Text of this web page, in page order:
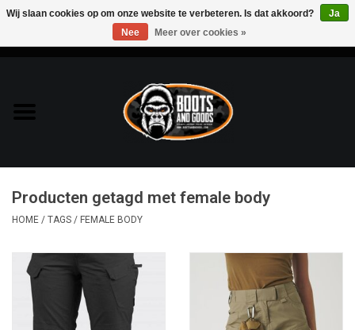
Bags & Packs
Bescherming
Lampen
Messen & Multitools
Producten getagd met female body
HOME / TAGS / FEMALE BODY
Wij slaan cookies op om onze website te verbeteren. Is dat akkoord?
Ja
Nee
Meer over cookies »